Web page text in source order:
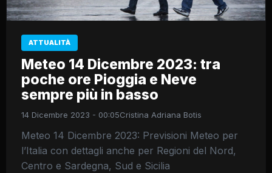
ATTUALITÀ
Meteo 14 Dicembre 2023: tra
poche ore Pioggia e Neve
sempre più in basso
14 Dicembre 2023 - 00:05Cristina Adriana Botis
Meteo 14 Dicembre 2023: Previsioni Meteo per
l’Italia con dettagli anche per Regioni del Nord,
Centro e Sardegna, Sud e Sicilia